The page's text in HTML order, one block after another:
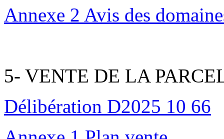
Annexe 2 Avis des
5- VENTE DE LA
Délibération D2025 10 66